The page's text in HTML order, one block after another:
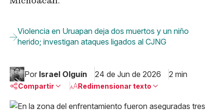
Violencia en Uruapan deja dos muertos y un niño
herido; investigan ataques ligados al CJNG
Por Israel Olguín 24 de Jun de 2026 2 min
Compartir Redimensionar texto